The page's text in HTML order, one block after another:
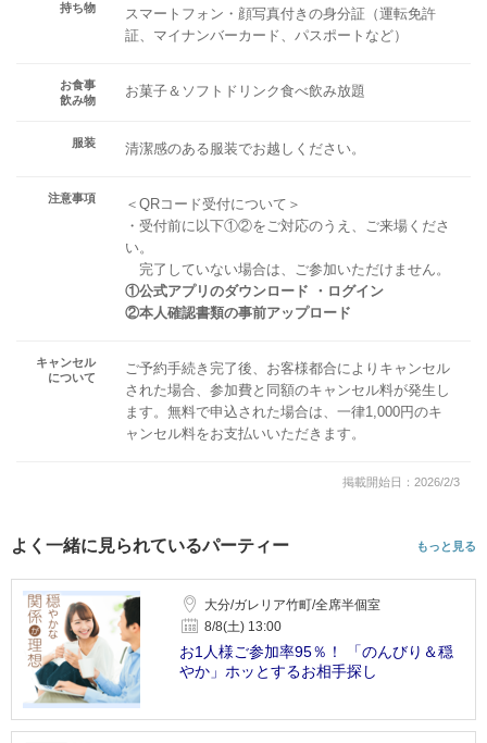
持ち物
スマートフォン・顔写真付きの身分証（運転免許
証、マイナンバーカード、パスポートなど）
お食事
飲み物
お菓子＆ソフトドリンク食べ飲み放題
服装 清潔感のある服装でお越しください。
注意事項
＜QRコード受付について＞
・受付前に以下①②をご対応のうえ、ご来場くださ
い。
完了していない場合は、ご参加いただけません。
①公式アプリのダウンロード ・ログイン
②本人確認書類の事前アップロード
キャンセル
について
ご予約手続き完了後、お客様都合によりキャンセル
された場合、参加費と同額のキャンセル料が発生し
ます。無料で申込された場合は、一律1,000円のキ
ャンセル料をお支払いいただきます。
掲載開始日：2026/2/3
よく一緒に見られているパーティー もっと見る
大分/ガレリア竹町/全席半個室
8/8(土) 13:00
お1人様ご参加率95％！ 「のんびり＆穏
やか」ホッとするお相手探し